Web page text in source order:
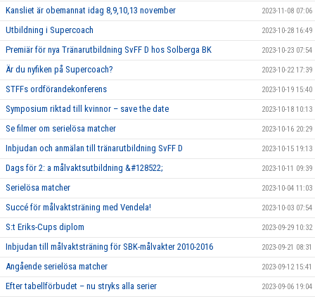
Kansliet är obemannat idag 8,9,10,13 november 2023-11-08 07:06
Utbildning i Supercoach 2023-10-28 16:49
Premiär för nya Tränarutbildning SvFF D hos Solberga BK 2023-10-23 07:54
Är du nyfiken på Supercoach? 2023-10-22 17:39
STFFs ordförandekonferens 2023-10-19 15:40
Symposium riktad till kvinnor – save the date 2023-10-18 10:13
Se filmer om serielösa matcher 2023-10-16 20:29
Inbjudan och anmälan till tränarutbildning SvFF D 2023-10-15 19:13
Dags för 2: a målvaktsutbildning &#128522; 2023-10-11 09:39
Serielösa matcher 2023-10-04 11:03
Succé för målvaktsträning med Vendela! 2023-10-03 07:54
S:t Eriks-Cups diplom 2023-09-29 10:32
Inbjudan till målvaktsträning för SBK-målvakter 2010-2016 2023-09-21 08:31
Angående serielösa matcher 2023-09-12 15:41
Efter tabellförbudet – nu stryks alla serier 2023-09-06 19:04